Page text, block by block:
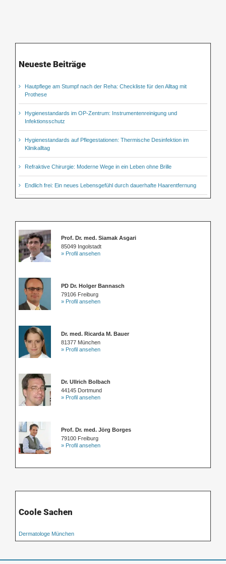
Neueste Beiträge
Hautpflege am Stumpf nach der Reha: Checkliste für den Alltag mit
Prothese
Hygienestandards im OP-Zentrum: Instrumentenreinigung und
Infektionsschutz
Hygienestandards auf Pflegestationen: Thermische Desinfektion im
Klinikalltag
Refraktive Chirurgie: Moderne Wege in ein Leben ohne Brille
Endlich frei: Ein neues Lebensgefühl durch dauerhafte Haarentfernung
Prof. Dr. med. Siamak Asgari
85049 Ingolstadt
» Profil ansehen
PD Dr. Holger Bannasch
79106 Freiburg
» Profil ansehen
Dr. med. Ricarda M. Bauer
81377 München
» Profil ansehen
Dr. Ullrich Bolbach
44145 Dortmund
» Profil ansehen
Prof. Dr. med. Jörg Borges
79100 Freiburg
» Profil ansehen
Coole Sachen
Dermatologe München